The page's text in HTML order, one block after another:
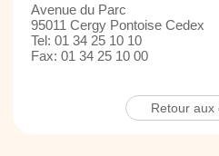
Avenue du Parc
95011 Cergy Pontoise Cedex
Tel: 01 34 25 10 10
Fax: 01 34 25 10 00
Retour aux